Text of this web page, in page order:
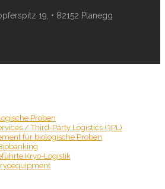
19, • 82152 Planegg
Proben
/ Third-Party Logistics (3PL)
für biologische Proben
Kryo-Logistik